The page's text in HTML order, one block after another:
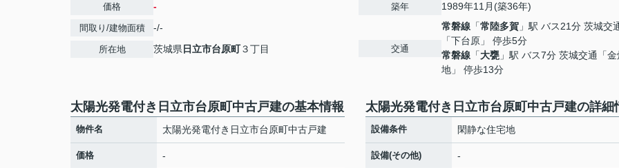
価格 -
間取り/建物面積 -/-
所在地 茨城県 日立市台原町３丁目
築年 1989年11月(築36年)
交通
常磐線 「常陸多賀 」駅 バス21分 茨城交
「下台原」 停歩5分
常磐線 「大甕 」駅 バス7分 茨城交通「金
地」 停歩13分
太陽光発電付き日立市台原町中古戸建の基本情報
物件名 太陽光発電付き日立市台原町中古戸建
価格 -
太陽光発電付き日立市台原町中古戸建の詳細
設備条件 閑静な住宅地
設備(その他) -